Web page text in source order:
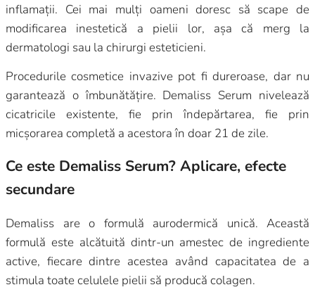
inflamații. Cei mai mulți oameni doresc să scape de
modificarea inestetică a pielii lor, așa că merg la
dermatologi sau la chirurgi esteticieni.
Procedurile cosmetice invazive pot fi dureroase, dar nu
garantează o îmbunătățire. Demaliss Serum nivelează
cicatricile existente, fie prin îndepărtarea, fie prin
micșorarea completă a acestora în doar 21 de zile.
Ce este Demaliss Serum? Aplicare, efecte
secundare
Demaliss are o formulă aurodermică unică. Această
formulă este alcătuită dintr-un amestec de ingrediente
active, fiecare dintre acestea având capacitatea de a
stimula toate celulele pielii să producă colagen.